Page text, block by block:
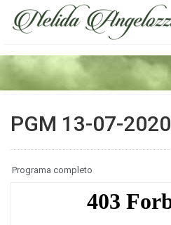
PGM 13-07-2020
Programa completo